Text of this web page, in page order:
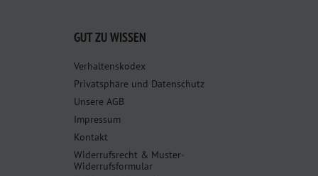
GUT ZU WISSEN
Verhaltenskodex
Privatsphäre und Datenschutz
Unsere AGB
Impressum
Kontakt
Widerrufsrecht & Muster-
Widerrufsformular